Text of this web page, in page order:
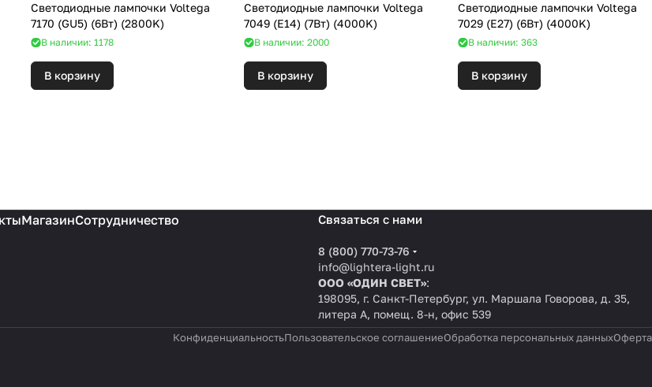
Светодиодные лампочки Voltega
7170 (GU5) (6Вт) (2800K)
В наличии: 1178
В корзину
Светодиодные лампочки Voltega
7049 (E14) (7Вт) (4000K)
В наличии: 2000
В корзину
Светодиодные лампочки Voltega
7029 (E27) (6Вт) (4000K)
В наличии: 363
В корзину
МагазинСотрудничество Связаться с нами
8 (800) 770-73-76
info@lightera-light.ru
ООО «ОДИН СВЕТ»:
198095, г. Санкт-Петербург, ул. Маршала Говорова, д. 35,
литера А, помещ. 8-н, офис 539
КонфиденциальностьПользовательское соглашениеОбработка персональных данныхОферта